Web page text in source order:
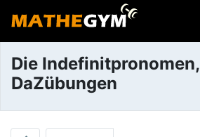
Die Indefinitpronomen,
DaZübungen